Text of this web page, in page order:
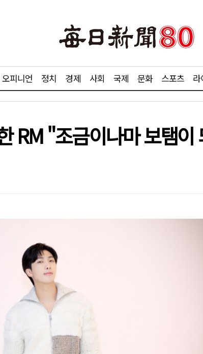
오피니언 정치 경제 사회 국제 문화 스포츠
RM "조금이나마 보탬이